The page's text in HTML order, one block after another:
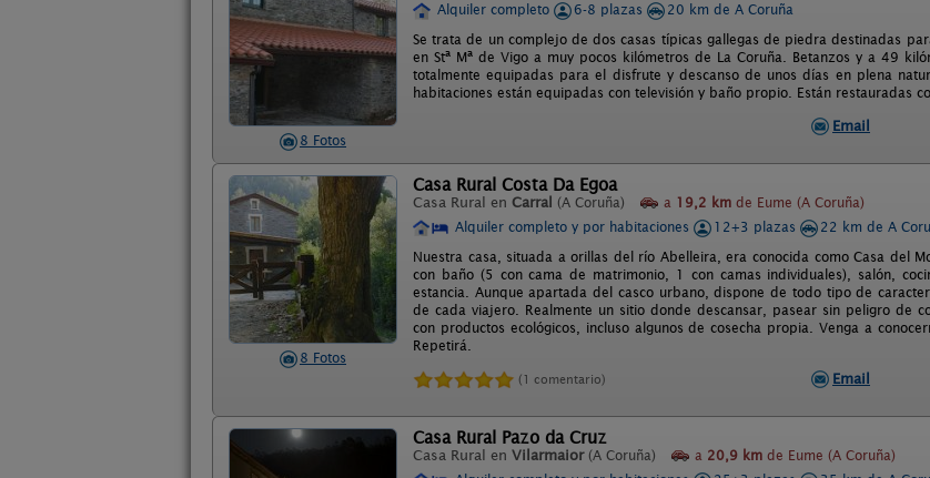
8 Fotos
Alquiler completo
6-8 plazas
20 km de A Coruña
Se trata de un complejo de dos casas típicas gallegas de piedra destinadas
en Stª Mª de Vigo a muy pocos kilómetros de La Coruña. Betanzos y a 49
totalmente equipadas para el disfrute y descanso de unos días en plena
habitaciones están equipadas con televisión y baño propio. Están restauradas
Email
8 Fotos
Casa Rural Costa Da Egoa
Casa Rural en Carral (A Coruña) a 19,2 km de Eume (A Coruña)
Alquiler completo y por habitaciones
12+3 plazas
22 km de A
Nuestra casa, situada a orillas del río Abelleira, era conocida como Casa del
con baño (5 con cama de matrimonio, 1 con camas individuales), salón,
estancia. Aunque apartada del casco urbano, dispone de todo tipo de
de cada viajero. Realmente un sitio donde descansar, pasear sin peligro de
con productos ecológicos, incluso algunos de cosecha propia. Venga a
Repetirá.
(1 comentario) Email
Casa Rural Pazo da Cruz
Casa Rural en Vilarmaior (A Coruña) a 20,9 km de Eume (A Coruña)